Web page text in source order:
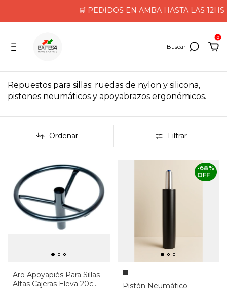
🛒 PEDIDOS EN AMBA HASTA LAS 12HS
0
Repuestos para sillas: ruedas de nylon y silicona,
pistones neumáticos y apoyabrazos ergonómicos.
Ordenar Filtrar
Aro Apoyapiés Para Sillas
Altas Cajeras Eleva 20cm
+1
Pistón Neumático
-68%
OFF